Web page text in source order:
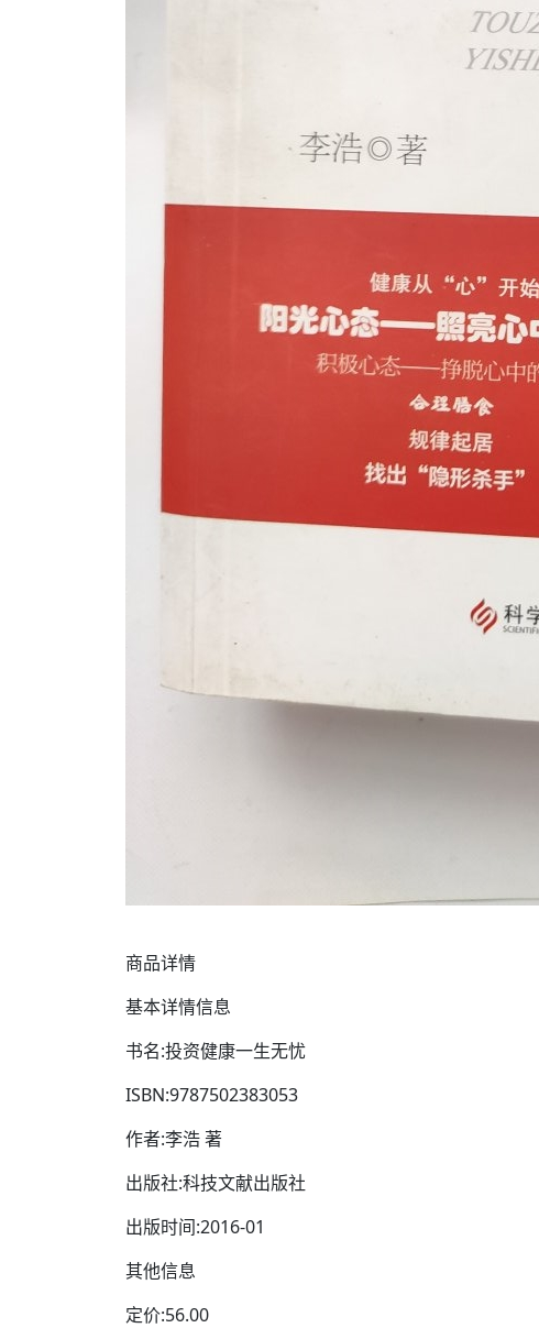
商品详情
基本详情信息
书名:投资健康一生无忧
ISBN:9787502383053
作者:李浩 著
出版社:科技文献出版社
出版时间:2016-01
其他信息
定价:56.00